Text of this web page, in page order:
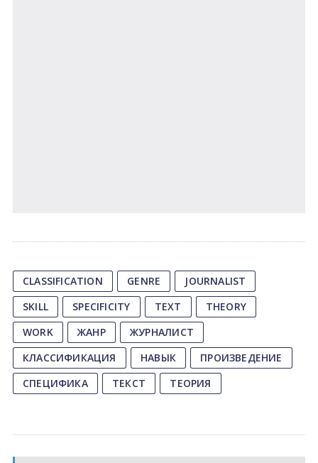
CLASSIFICATION GENRE
JOURNALIST
SKILL
SPECIFICITY TEXT
THEORY
WORK
ЖАНР
ЖУРНАЛИСТ
КЛАССИФИКАЦИЯ
НАВЫК
ПРОИЗВЕДЕНИЕ
СПЕЦИФИКА
ТЕКСТ ТЕОРИЯ